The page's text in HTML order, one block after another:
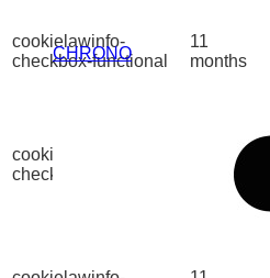
CHRONO
cookielawinfo-
checkbox-functional
11
months
cookielawinfo-
checkbox-necessary
months